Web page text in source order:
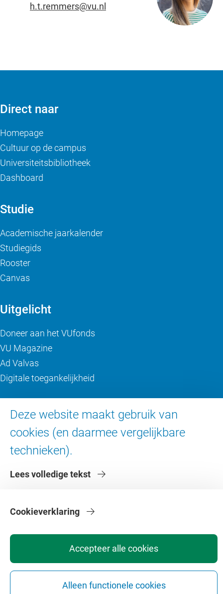
h.t.remmers@vu.nl
Deze website maakt gebruik van
cookies (en daarmee vergelijkbare
technieken).
Lees volledige tekst
Accepteer alle cookies
Alleen functionele cookies
Cookieverklaring
Direct naar
Homepage
Cultuur op de campus
Universiteitsbibliotheek
Dashboard
Studie
Academische jaarkalender
Studiegids
Rooster
Canvas
Uitgelicht
Doneer aan het VUfonds
VU Magazine
Ad Valvas
Digitale toegankelijkheid
Over de VU
Contact en route
Werken bij de VU
Diensten